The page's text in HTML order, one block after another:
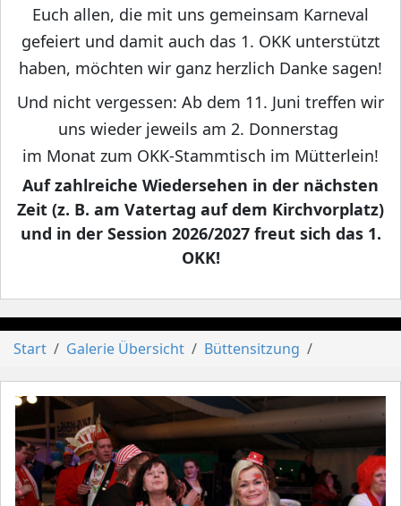
Euch allen, die mit uns gemeinsam Karneval
gefeiert und damit auch das 1. OKK unterstützt
haben, möchten wir ganz herzlich Danke sagen!
Und nicht vergessen: Ab dem 11. Juni treffen wir
uns wieder jeweils am 2. Donnerstag
im Monat zum OKK-Stammtisch im Mütterlein!
Auf zahlreiche Wiedersehen in der nächsten
Zeit (z. B. am Vatertag auf dem Kirchvorplatz)
und in der Session 2026/2027 freut sich das 1.
OKK!
Start Galerie Übersicht Büttensitzung